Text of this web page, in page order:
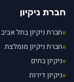
חברת ניקיון
○חברת ניקיון בתל אביב
○חברת ניקיון מומלצת
○ניקיון בתים
○ניקיון דירות